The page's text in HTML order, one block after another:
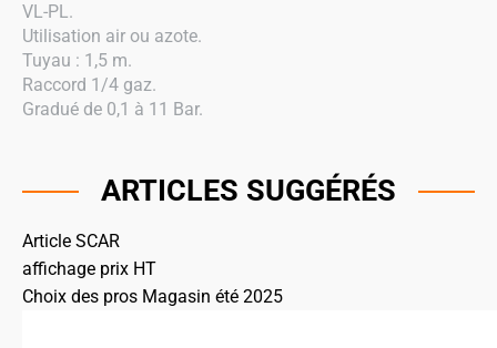
VL-PL.
Utilisation air ou azote.
Tuyau : 1,5 m.
Raccord 1/4 gaz.
Gradué de 0,1 à 11 Bar.
ARTICLES SUGGÉRÉS
Article SCAR
affichage prix HT
Choix des pros Magasin été 2025